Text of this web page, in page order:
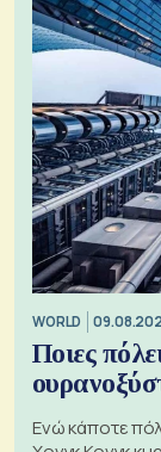
WORLD
Ποιες
Ενώ κάποτε